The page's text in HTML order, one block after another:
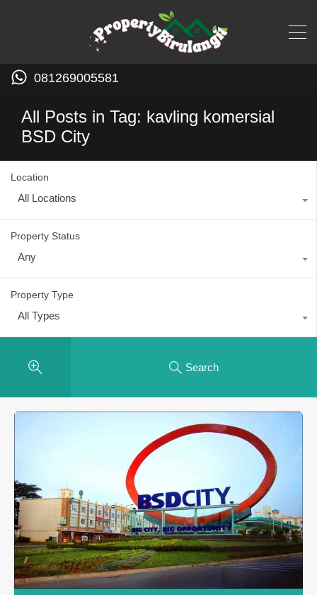
081269005581
All Posts in Tag: kavling komersial
BSD City
Location
All Locations
Property Status
Any
Property Type
All Types
Search